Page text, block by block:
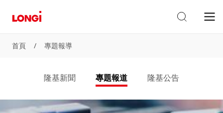
首頁 / 專題報導
隆基新聞 專題報道 隆基公告